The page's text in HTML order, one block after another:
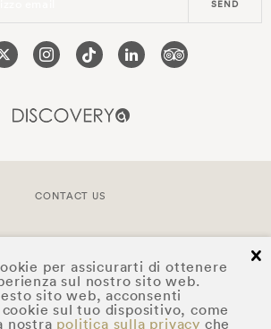
per assicurarti di ottenere
sul nostro sito web.
sito web, acconsenti
sul tuo dispositivo, come
nostra politica sulla privacy che
SEND
CONTACT US
© 2026 DOYLE COLLECTION™